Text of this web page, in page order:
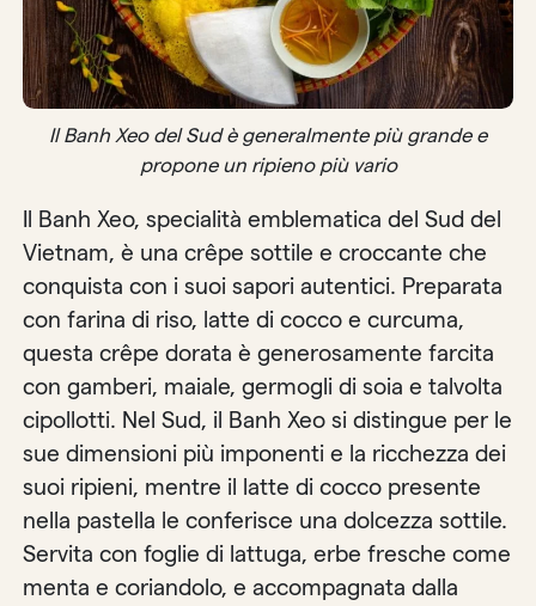
Il Banh Xeo del Sud è generalmente più grande e
propone un ripieno più vario
Il Banh Xeo, specialità emblematica del Sud del
Vietnam, è una crêpe sottile e croccante che
conquista con i suoi sapori autentici. Preparata
con farina di riso, latte di cocco e curcuma,
questa crêpe dorata è generosamente farcita
con gamberi, maiale, germogli di soia e talvolta
cipollotti. Nel Sud, il Banh Xeo si distingue per le
sue dimensioni più imponenti e la ricchezza dei
suoi ripieni, mentre il latte di cocco presente
nella pastella le conferisce una dolcezza sottile.
Servita con foglie di lattuga, erbe fresche come
menta e coriandolo, e accompagnata dalla